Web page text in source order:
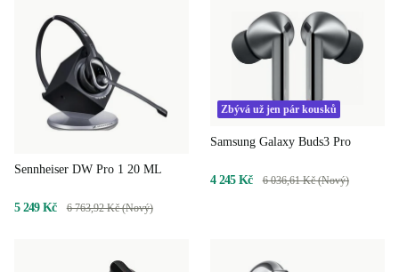
Sennheiser DW Pro 1 20 ML
5 249 Kč 6 763,92 Kč (Nový)
Zbývá už jen pár kousků
Samsung Galaxy Buds3 Pro
4 245 Kč 6 036,61 Kč (Nový)